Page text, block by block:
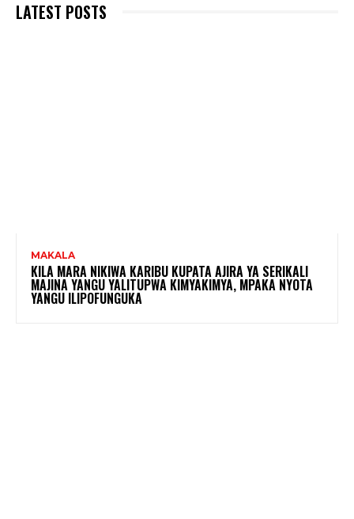
LATEST POSTS
MAKALA
KILA MARA NIKIWA KARIBU KUPATA AJIRA YA SERIKALI
MAJINA YANGU YALITUPWA KIMYAKIMYA, MPAKA NYOTA
YANGU ILIPOFUNGUKA